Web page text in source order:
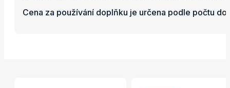
Cena za používání doplňku je určena podle počtu